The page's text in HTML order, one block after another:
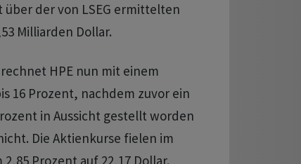
der von LSEG ermittelten
Milliarden Dollar.
rechnet HPE nun mit einem
16 Prozent, nachdem zuvor ein
in Aussicht gestellt worden
Die Aktienkurse fielen im